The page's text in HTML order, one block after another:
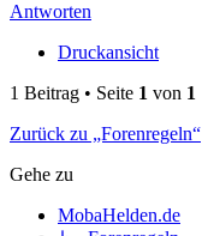
Antworten
Druckansicht
1 Beitrag • Seite 1 von 1
Zurück zu „Forenregeln“
Gehe zu
MobaHelden.de